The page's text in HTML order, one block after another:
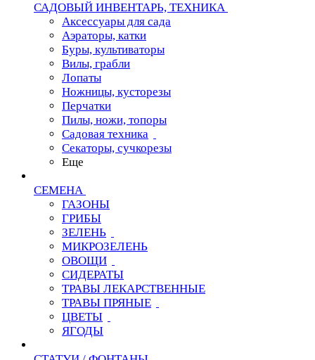
САДОВЫЙ ИНВЕНТАРЬ, ТЕХНИКА
Аксессуары для сада
Аэраторы, катки
Буры, культиваторы
Вилы, грабли
Лопаты
Ножницы, кусторезы
Перчатки
Пилы, ножи, топоры
Садовая техника
Секаторы, сучкорезы
Еще
СЕМЕНА
ГАЗОНЫ
ГРИБЫ
ЗЕЛЕНЬ
МИКРОЗЕЛЕНЬ
ОВОЩИ
СИДЕРАТЫ
ТРАВЫ ЛЕКАРСТВЕННЫЕ
ТРАВЫ ПРЯНЫЕ
ЦВЕТЫ
ЯГОДЫ